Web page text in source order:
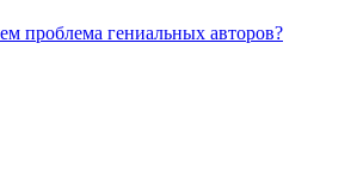
проблема гениальных авторов?